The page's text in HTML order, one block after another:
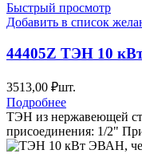
Быстрый просмотр
Добавить в список
44405Z ТЭН 10
3513,00 ₽шт.
Подробнее
ТЭН из нержавеющей
присоединения: 1/2"